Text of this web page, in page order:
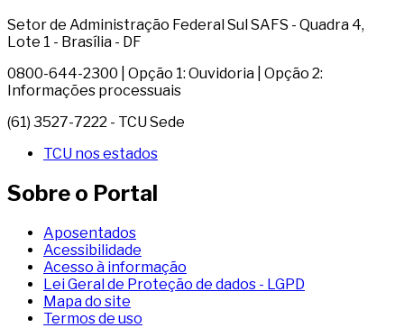
Setor de Administração Federal Sul SAFS - Quadra 4,
Lote 1 - Brasília - DF
0800-644-2300 | Opção 1: Ouvidoria | Opção 2:
Informações processuais
(61) 3527-7222 - TCU Sede
TCU nos estados
Sobre o Portal
Aposentados
Acessibilidade
Acesso à informação
Lei Geral de Proteção de dados - LGPD
Mapa do site
Termos de uso